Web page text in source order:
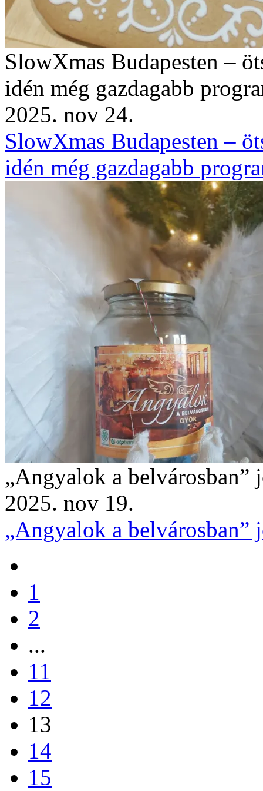
SlowXmas Budapesten –
idén még gazdagabb
2025. nov 24.
SlowXmas Budapesten –
idén még gazdagabb
„Angyalok a
2025. nov 19.
„Angyalok a
1
2
...
11
12
13
14
15